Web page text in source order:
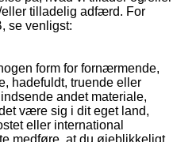
tilladelig adfærd. For
se venligst:
form for fornærmende,
hadefuldt, truende eller
andet materiale,
være sig i dit eget land,
eller international